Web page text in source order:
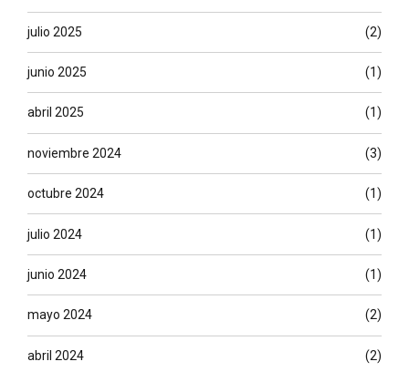
julio 2025 (2)
junio 2025 (1)
abril 2025 (1)
noviembre 2024 (3)
octubre 2024 (1)
julio 2024 (1)
junio 2024 (1)
mayo 2024 (2)
abril 2024 (2)